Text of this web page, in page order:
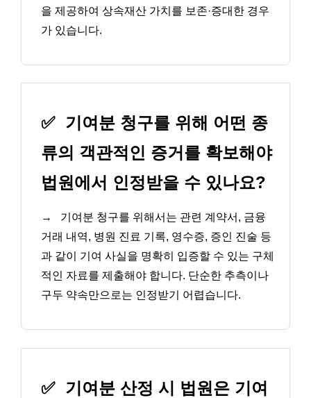
을 제공하여 상속재산 가치를 보존·증대한 경우
가 있습니다.
✅ 기여분 청구를 위해 어떤 종
류의 객관적인 증거를 확보해야
법원에서 인정받을 수 있나요?
→
기여분 청구를 위해서는 관련 계약서, 금융
거래 내역, 병원 진료 기록, 영수증, 증인 진술 등
과 같이 기여 사실을 명확히 입증할 수 있는 구체
적인 자료를 제출해야 합니다. 단순한 추측이나
구두 약속만으로는 인정받기 어렵습니다.
✅ 기여분 산정 시 법원은 기여